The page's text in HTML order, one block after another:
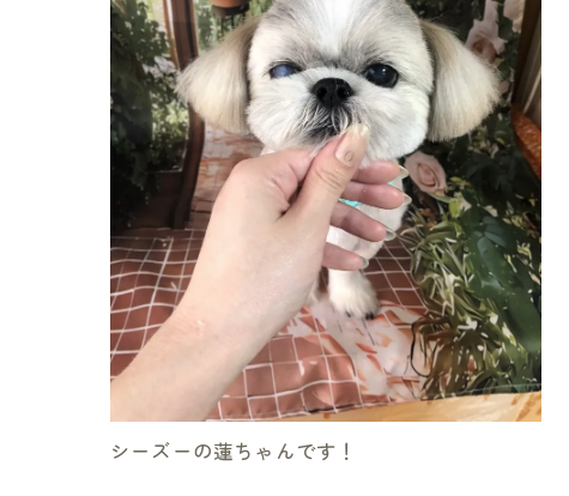
シーズーの蓮ちゃんです！